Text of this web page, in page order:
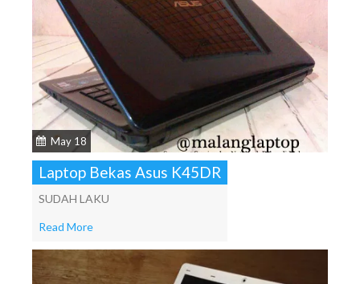
May 18
Laptop Bekas Asus K45DR
SUDAH LAKU
Read More